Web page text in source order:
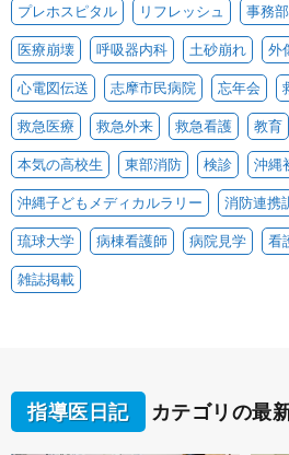
プレホスピタル リフレッシュ 事務部
医療崩壊 呼吸器内科 土砂崩れ 外
心電図伝送 志摩市民病院 忘年会
救急医療 救急外来 救急看護 教育
本気の高校生 東部消防 検診 沖縄
沖縄子どもメディカルラリー 消防連携
琉球大学 病棟看護師 病院見学 看
雑誌掲載
指導医日記 カテゴリの最